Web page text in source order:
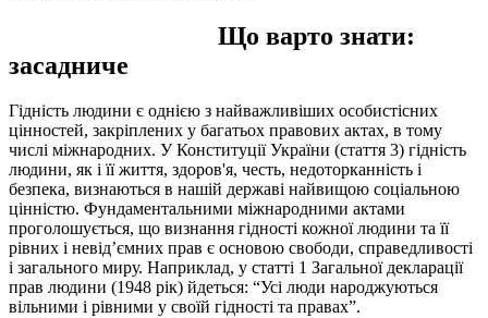
Що варто знати:
засадниче
Гідність людини є однією з найважливіших особистісних
цінностей, закріплених у багатьох правових актах, в тому
числі міжнародних. У Конституції України (стаття 3) гідність
людини, як і її життя, здоров'я, честь, недоторканність і
безпека, визнаються в нашій державі найвищою соціальною
цінністю. Фундаментальними міжнародними актами
проголошується, що визнання гідності кожної людини та її
рівних і невід’ємних прав є основою свободи, справедливості
і загального миру. Наприклад, у статті 1 Загальної декларації
прав людини (1948 рік) йдеться: “Усі люди народжуються
вільними і рівними у своїй гідності та правах”.